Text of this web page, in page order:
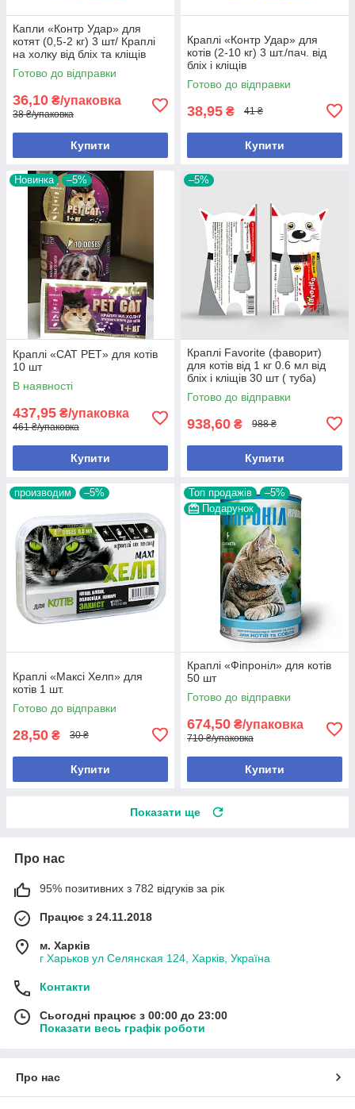
Капли «Контр Удар» для
котят (0,5-2 кг) 3 шт/ Краплі
на холку від бліх та кліщів
Готово до відправки
36,10 ₴/упаковка
38 ₴/упаковка
Купити
Краплі «Контр Удар» для
котів (2-10 кг) 3 шт./пач. від
бліх і кліщів
Готово до відправки
38,95 ₴ 41 ₴
Купити
Новинка –5%
Краплі «CAT PET» для котів
10 шт
В наявності
437,95 ₴/упаковка
461 ₴/упаковка
Купити
–5%
Краплі Favorite (фаворит)
для котів від 1 кг 0.6 мл від
бліх і кліщів 30 шт ( туба)
Готово до відправки
938,60 ₴ 988 ₴
Купити
производим –5%
Краплі «Максі Хелп» для
котів 1 шт.
Готово до відправки
28,50 ₴ 30 ₴
Купити
Топ продажів
–5%
Подарунок
Краплі «Фіпроніл» для котів
50 шт
Готово до відправки
674,50 ₴/упаковка
710 ₴/упаковка
Купити
Показати ще
Про нас
95% позитивних з 782 відгуків за рік
Працює з 24.11.2018
м. Харків
г Харьков ул Селянская 124, Харків, Україна
Контакти
Сьогодні працює з 00:00 до 23:00
Показати весь графік роботи
Про нас